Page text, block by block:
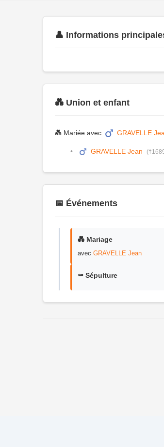
👤 Informations
💑 Union et enfant
💑 Mariée avec GRAVELLE
GRAVELLE Jean
📅 Événements
💑 Mariage
avec GRAVELLE Jean
⚰️ Sépulture